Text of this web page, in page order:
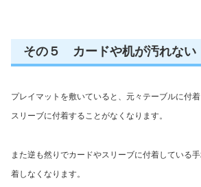
その５ カードや机が汚れない
プレイマットを敷いていると、元々テーブルに付
スリーブに付着することがなくなります。
また逆も然りでカードやスリーブに付着している
着しなくなります。